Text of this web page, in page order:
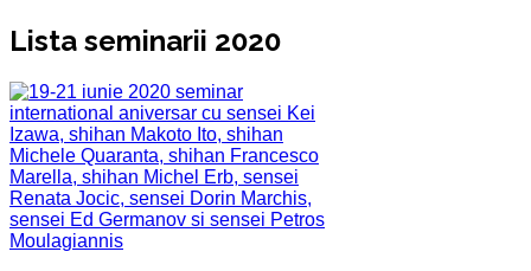
Lista seminarii 2020